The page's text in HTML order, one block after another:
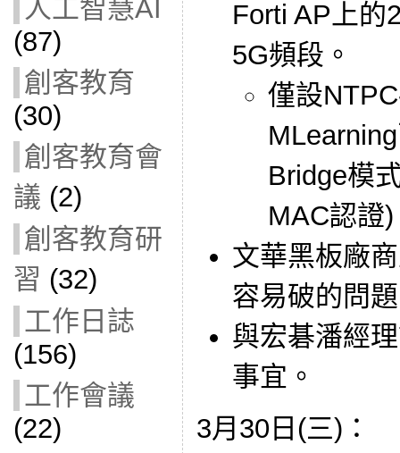
人工智慧AI
(87)
創客教育
(30)
創客教育會
議 (2)
創客教育研
習 (32)
工作日誌
(156)
工作會議
(22)
Forti AP上的
5G頻段。
僅設
Bridge模
MAC認證)
文華黑板廠
容易破的問
與宏碁潘經
事宜。
3月30日(三)：